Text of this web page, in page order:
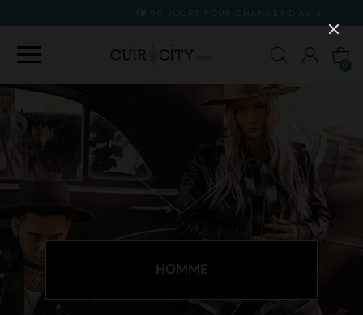
90 JOURS POUR CHANGER D'AVIS
VOTRE RAYON
HOMME